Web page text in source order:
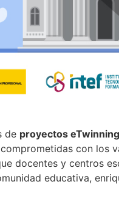
de proyectos eTwinning
con los
docentes y centros
educativa,